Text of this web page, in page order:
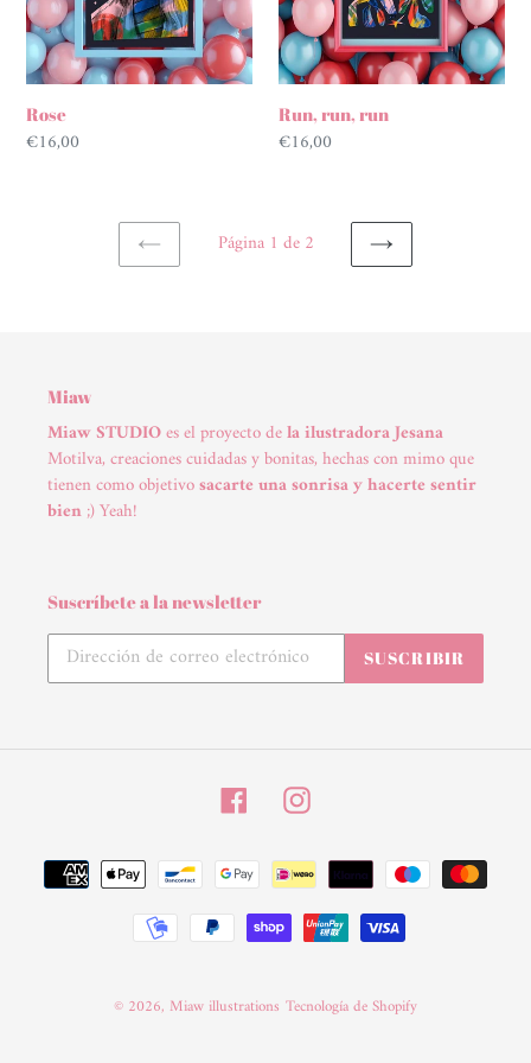
Rose
Precio
€16,00
Run, run, run
Precio
€16,00
PAGINA
Página 1 de 2
SIGUIENTE
Miaw
Miaw STUDIOes el proyecto dela ilustradora Jesana
Motilva, creaciones cuidadas y bonitas, hechas con mimo que
tienen como objetivosacarte una sonrisa y hacerte sentir
bien;) Yeah!
Suscríbete a la newsletter
SUSCRIBIR
FacebookInstagram
Métodos
de
pago
© 2026, Miaw illustrations Tecnología de Shopify